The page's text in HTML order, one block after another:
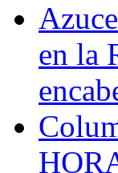
en la